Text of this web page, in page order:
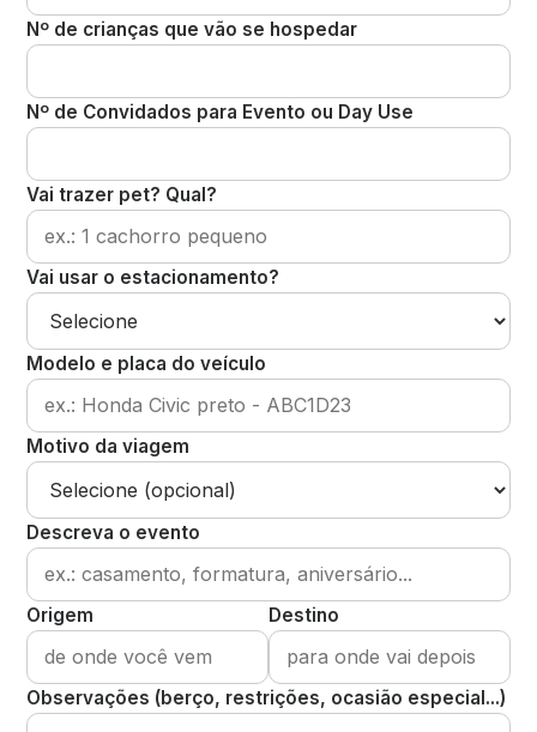
Nº de crianças que vão se hospedar
Nº de Convidados para Evento ou Day Use
Vai trazer pet? Qual?
Vai usar o estacionamento?
Modelo e placa do veículo
Motivo da viagem
Descreva o evento
Origem Destino
Observações (berço, restrições, ocasião especial...)